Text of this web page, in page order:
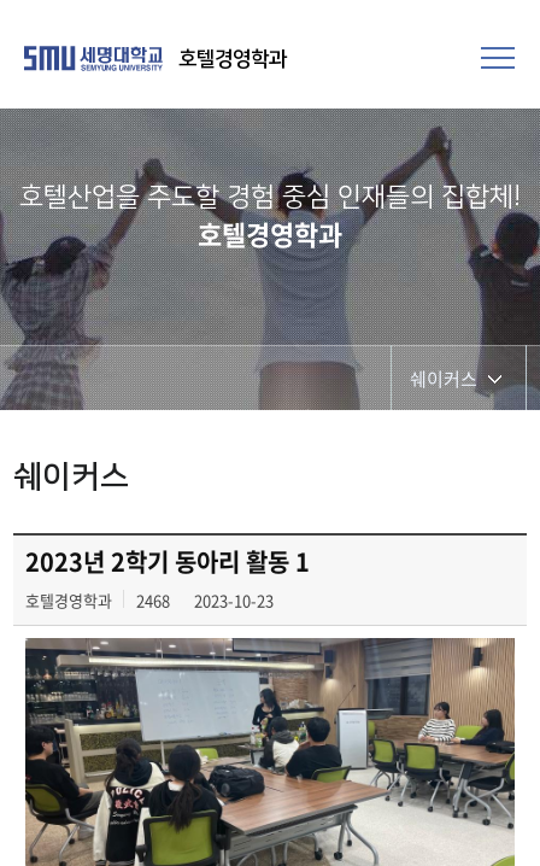
호텔경영학과
호텔산업을 주도할 경험 중심 인재들의 집합체!​
호텔경영학과
쉐이커스
쉐이커스
2023년 2학기 동아리 활동 1
호텔경영학과 2468 2023-10-23